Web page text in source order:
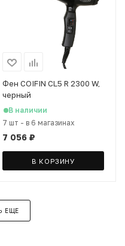
Фен COIFIN CL5 R 2300 W,
черный
В наличии
7 шт - в 6 магазинах
7 056 ₽
В КОРЗИНУ
ЕЩЕ